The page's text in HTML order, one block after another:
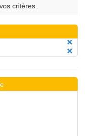
critères.